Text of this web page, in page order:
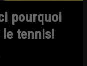
pourquoi
le tennis!